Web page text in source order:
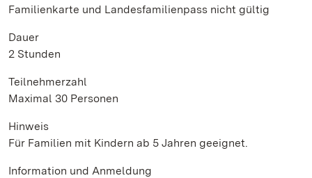
Familienkarte und Landesfamilienpass nicht gültig
Dauer
2 Stunden
Teilnehmerzahl
Maximal 30 Personen
Hinweis
Für Familien mit Kindern ab 5 Jahren geeignet.
Information und Anmeldung